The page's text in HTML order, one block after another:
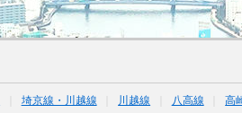
埼京線・川越線 川越線 八高線 高